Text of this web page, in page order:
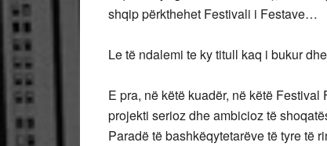
shqip përkthehet Festivali i Festave…
Le të ndalemi te ky titull kaq i bukur
E pra, në këtë kuadër, në këtë
projekti serioz dhe ambicioz të
Paradë të bashkëqytetarëve të tyre të